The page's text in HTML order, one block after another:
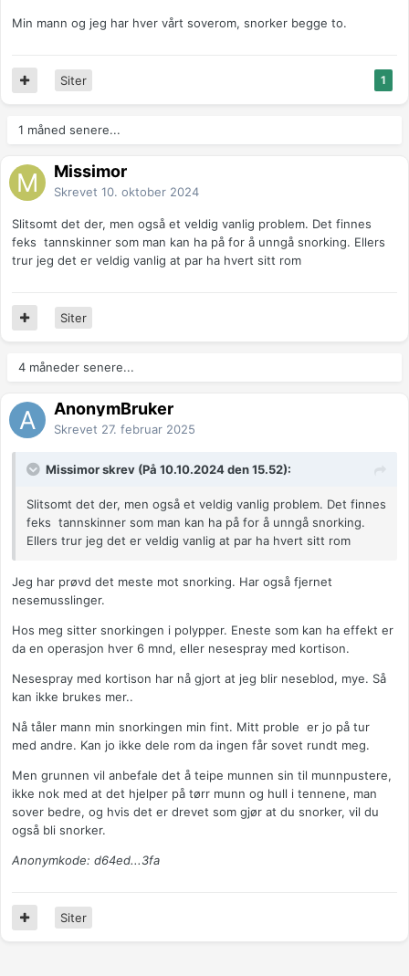
Min mann og jeg har hver vårt soverom, snorker begge to.
1
Siter
1 måned senere...
Missimor
Skrevet 10. oktober 2024
Slitsomt det der, men også et veldig vanlig problem. Det finnes
feks tannskinner som man kan ha på for å unngå snorking. Ellers
trur jeg det er veldig vanlig at par ha hvert sitt rom
Siter
4 måneder senere...
AnonymBruker
Skrevet 27. februar 2025
Missimor skrev (På 10.10.2024 den 15.52):
Slitsomt det der, men også et veldig vanlig problem. Det finnes
feks tannskinner som man kan ha på for å unngå snorking.
Ellers trur jeg det er veldig vanlig at par ha hvert sitt rom
Jeg har prøvd det meste mot snorking. Har også fjernet
nesemusslinger.
Hos meg sitter snorkingen i polypper. Eneste som kan ha effekt er
da en operasjon hver 6 mnd, eller nesespray med kortison.
Nesespray med kortison har nå gjort at jeg blir neseblod, mye. Så
kan ikke brukes mer..
Nå tåler mann min snorkingen min fint. Mitt proble er jo på tur
med andre. Kan jo ikke dele rom da ingen får sovet rundt meg.
Men grunnen vil anbefale det å teipe munnen sin til munnpustere,
ikke nok med at det hjelper på tørr munn og hull i tennene, man
sover bedre, og hvis det er drevet som gjør at du snorker, vil du
også bli snorker.
Anonymkode: d64ed...3fa
Siter